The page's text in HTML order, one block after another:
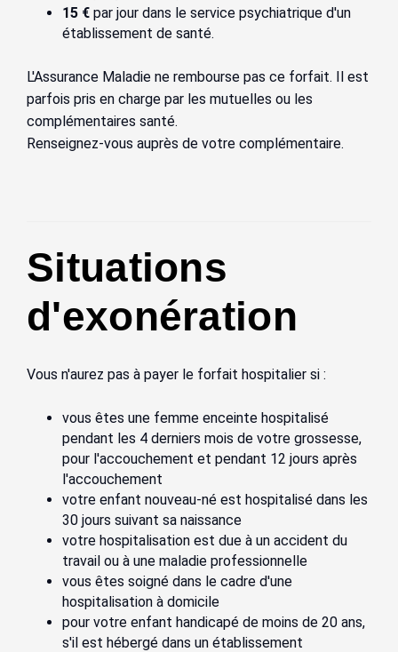
15 € par jour dans le service psychiatrique d'un
établissement de santé.
L'Assurance Maladie ne rembourse pas ce forfait. Il est
parfois pris en charge par les mutuelles ou les
complémentaires santé.
Renseignez-vous auprès de votre complémentaire.
Situations
d'exonération
Vous n'aurez pas à payer le forfait hospitalier si :
vous êtes une femme enceinte hospitalisé
pendant les 4 derniers mois de votre grossesse,
pour l'accouchement et pendant 12 jours après
l'accouchement
votre enfant nouveau-né est hospitalisé dans les
30 jours suivant sa naissance
votre hospitalisation est due à un accident du
travail ou à une maladie professionnelle
vous êtes soigné dans le cadre d'une
hospitalisation à domicile
pour votre enfant handicapé de moins de 20 ans,
s'il est hébergé dans un établissement